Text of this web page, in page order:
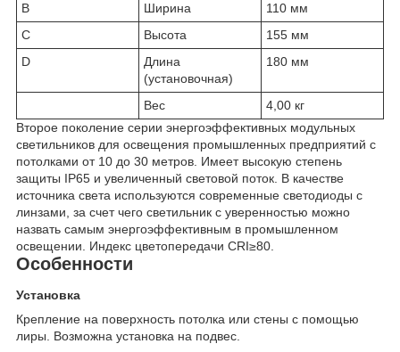
B
Ширина
110 мм
C
Высота
155 мм
D
Длина
(установочная)
180 мм
Вес
4,00 кг
Второе поколение серии энергоэффективных модульных
светильников для освещения промышленных предприятий с
потолками от 10 до 30 метров. Имеет высокую степень
защиты IP65 и увеличенный световой поток. В качестве
источника света используются современные светодиоды с
линзами, за счет чего светильник с уверенностью можно
назвать самым энергоэффективным в промышленном
освещении. Индекс цветопередачи CRI≥80.
Особенности
Установка
Крепление на поверхность потолка или стены с помощью
лиры. Возможна установка на подвес.